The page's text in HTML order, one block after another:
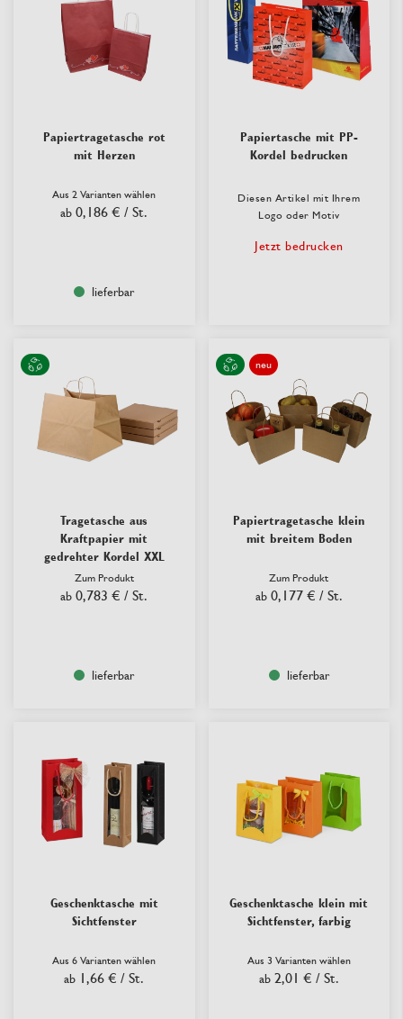
Papiertragetasche rot
mit Herzen
Aus 2 Varianten wählen
ab 0,186 € / St.
lieferbar
Papiertasche mit PP-
Kordel bedrucken
Diesen Artikel mit Ihrem
Logo oder Motiv
Jetzt bedrucken
Tragetasche aus
Kraftpapier mit
gedrehter Kordel XXL
Zum Produkt
ab 0,783 € / St.
lieferbar
neu
Papiertragetasche klein
mit breitem Boden
Zum Produkt
ab 0,177 € / St.
lieferbar
Geschenktasche mit
Sichtfenster
Aus 6 Varianten wählen
ab 1,66 € / St.
Geschenktasche klein mit
Sichtfenster, farbig
Aus 3 Varianten wählen
ab 2,01 € / St.